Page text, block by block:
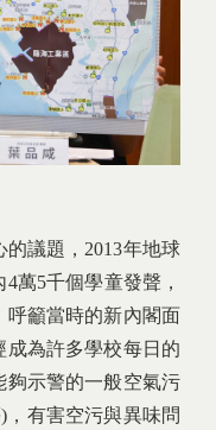
議題，2013年地球
萬5千個學童發聲，
呼籲當時的新內閣面
為許多學校每日的
夠示警的一般空氣污
，有害空污與異味問